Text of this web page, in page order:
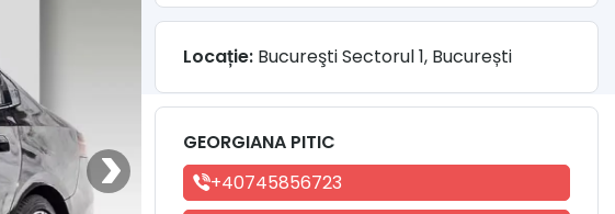
Locație: Bucureşti Sectorul 1, București
GEORGIANA PITIC
+40745856723